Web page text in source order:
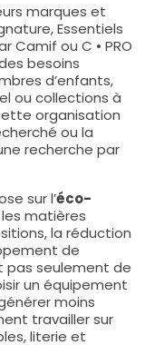
marques et
Essentiels
Camif ou C • PRO
besoins
d’enfants,
ou collections à
organisation
ou la
recherche par
sur l’éco-
matières
la réduction
de
pas seulement de
un équipement
moins
travailler sur
literie et